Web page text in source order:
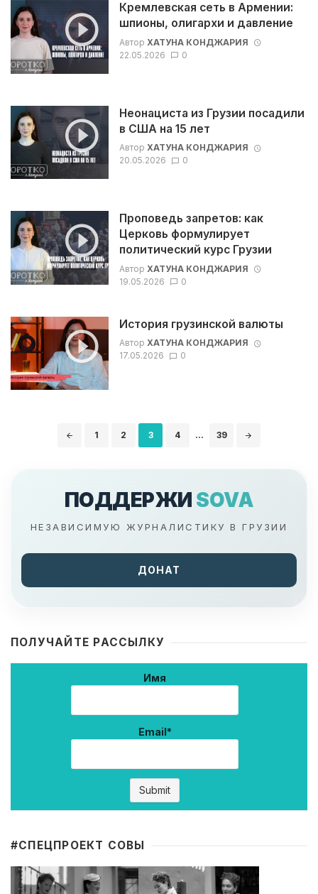
Кремлевская сеть в Армении:
шпионы, олигархи и давление
Автор ХАТУНА КОНДЖАРИЯ
22.05.2026
0
Неонациста из Грузии посадили
в США на 15 лет
Автор ХАТУНА КОНДЖАРИЯ
20.05.2026
0
Проповедь запретов: как
Церковь формулирует
политический курс Грузии
Автор ХАТУНА КОНДЖАРИЯ
19.05.2026
0
История грузинской валюты
Автор ХАТУНА КОНДЖАРИЯ
17.05.2026
0
1 2 3 4 ... 39
ПОДДЕРЖИ SOVA
НЕЗАВИСИМУЮ ЖУРНАЛИСТИКУ В ГРУЗИИ
ДОНАТ
ПОЛУЧАЙТЕ РАССЫЛКУ
Имя
Email*
#CПЕЦПРОЕКТ СОВЫ